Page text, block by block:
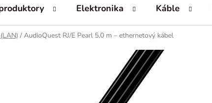
Elektronika Káble
/ AudioQuest RJ/E Pearl 5,0 m – ethernetový kábel